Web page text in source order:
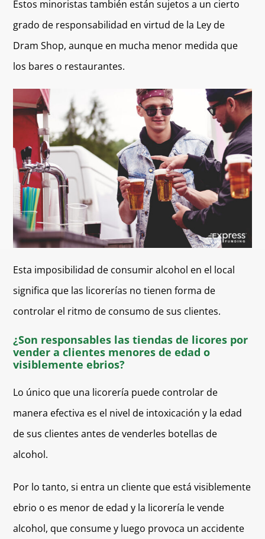
Estos minoristas también están sujetos a un cierto
grado de responsabilidad en virtud de la Ley de
Dram Shop, aunque en mucha menor medida que
los bares o restaurantes.
Esta imposibilidad de consumir alcohol en el local
significa que las licorerías no tienen forma de
controlar el ritmo de consumo de sus clientes.
¿Son responsables las tiendas de licores por
vender a clientes menores de edad o
visiblemente ebrios?
Lo único que una licorería puede controlar de
manera efectiva es el nivel de intoxicación y la edad
de sus clientes antes de venderles botellas de
alcohol.
Por lo tanto, si entra un cliente que está visiblemente
ebrio o es menor de edad y la licorería le vende
alcohol, que consume y luego provoca un accidente